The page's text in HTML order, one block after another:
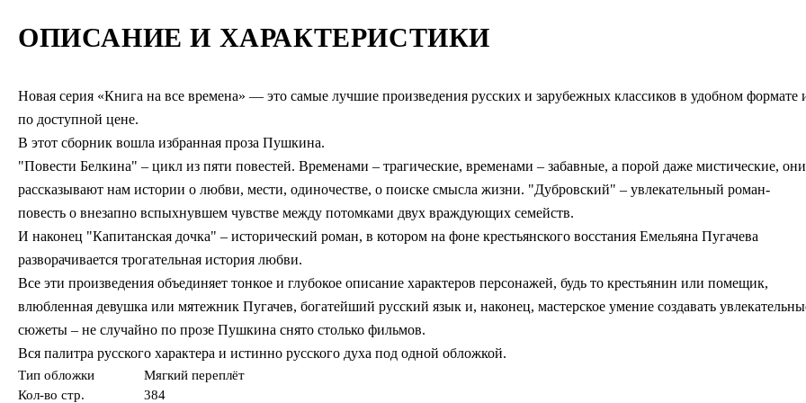
ОПИСАНИЕ И ХАРАКТЕРИСТИКИ
Новая серия «Книга на все времена» — это самые лучшие произведения русских и зарубежных классиков в удобном формате
по доступной цене.
В этот сборник вошла избранная проза Пушкина.
"Повести Белкина" – цикл из пяти повестей. Временами – трагические, временами – забавные, а порой даже мистические, они
рассказывают нам истории о любви, мести, одиночестве, о поиске смысла жизни. "Дубровский" – увлекательный роман-
повесть о внезапно вспыхнувшем чувстве между потомками двух враждующих семейств.
И наконец "Капитанская дочка" – исторический роман, в котором на фоне крестьянского восстания Емельяна Пугачева
разворачивается трогательная история любви.
Все эти произведения объединяет тонкое и глубокое описание характеров персонажей, будь то крестьянин или помещик,
влюбленная девушка или мятежник Пугачев, богатейший русский язык и, наконец, мастерское умение создавать
сюжеты – не случайно по прозе Пушкина снято столько фильмов.
Вся палитра русского характера и истинно русского духа под одной обложкой.
Тип обложки
Мягкий переплёт
Кол-во стр.
384